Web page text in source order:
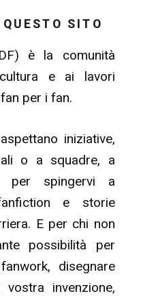
SITO
è la comunità
e ai lavori
per i fan.
iniziative,
o a squadre, a
per spingervi a
e storie
E per chi non
possibilità per
disegnare
invenzione,